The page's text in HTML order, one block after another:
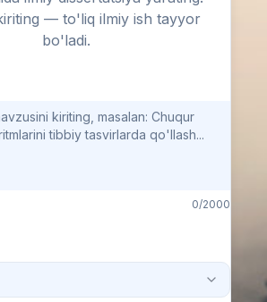
— to'liq ilmiy ish tayyor
bo'ladi.
0/2000